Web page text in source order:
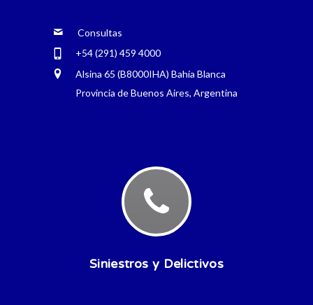
Consultas
+54 (291) 459 4000
Alsina 65 (B8000IHA) Bahía Blanca
Provincia de Buenos Aires, Argentina
Siniestros y Delictivos